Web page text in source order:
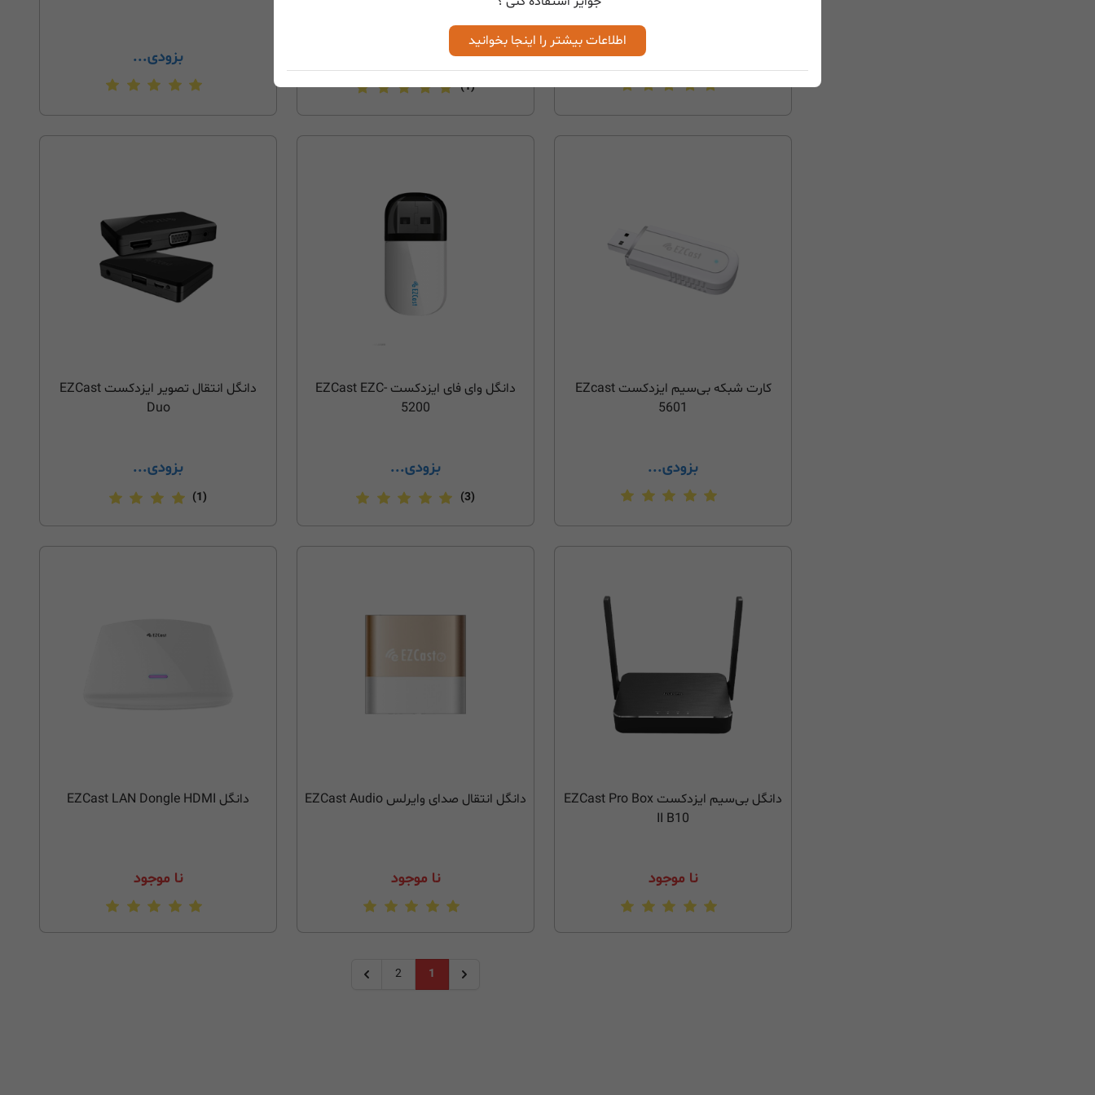
اطلاعات بیشتر را اینجا بخوانید
(1)
بزودی...
کارت شبکه بی‌سیم ایزدکست EZcast
5601
بزودی...
دانگل وای فای ایزدکست EZCast EZC-
5200
بزودی...
(3)
دانگل انتقال تصویر ایزدکست EZCast
Duo
بزودی...
(1)
دانگل بی‌سیم ایزدکست EZCast Pro Box
II B10
نا موجود
دانگل انتقال صدای وایرلس EZCast Audio
نا موجود
دانگل EZCast LAN Dongle HDMI
نا موجود
1
2